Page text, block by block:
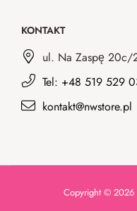
KONTAKT
ul. Na Zaspę 20c/
Tel: +48 519 529
kontakt@nwstore.pl
Copyright © 2026